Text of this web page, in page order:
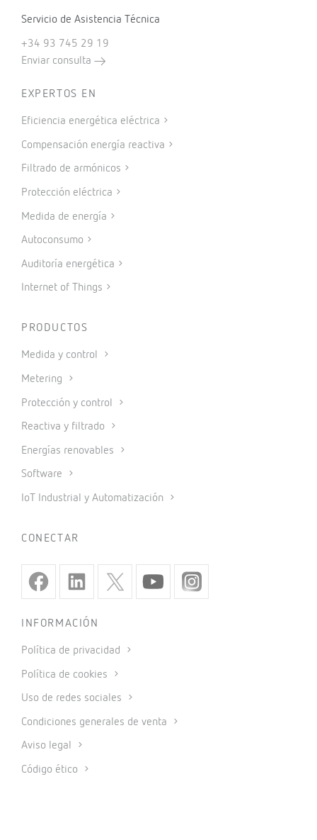
Servicio de Asistencia Técnica
+34 93 745 29 19
Enviar consulta
EXPERTOS EN
Eficiencia energética eléctrica
Compensación energía reactiva
Filtrado de armónicos
Protección eléctrica
Medida de energía
Autoconsumo
Auditoría energética
Internet of Things
PRODUCTOS
Medida y control
Metering
Protección y control
Reactiva y filtrado
Energías renovables
Software
IoT Industrial y Automatización
CONECTAR
INFORMACIÓN
Política de privacidad
Política de cookies
Uso de redes sociales
Condiciones generales de venta
Aviso legal
Código ético